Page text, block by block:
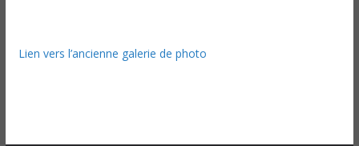
Lien vers l’ancienne galerie de photo